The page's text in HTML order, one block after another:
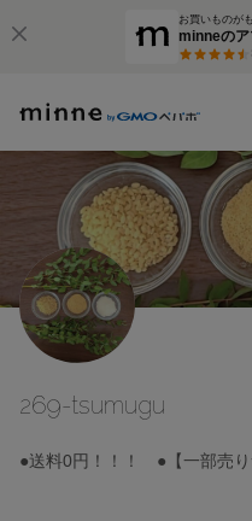
お買いものが
minneのア
269-tsumugu
●送料0円！！！ ●【一部売り